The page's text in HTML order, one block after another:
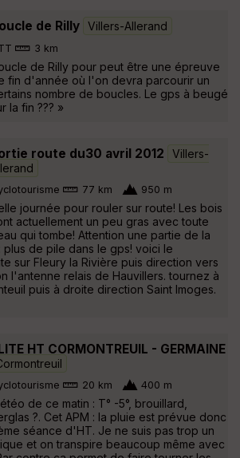
de Rilly Villers-Allerand
3 km
de Rilly pour peut être une épreuve
fin d'année où l'on devra parcourir un
nombre de boucles. Le gps à beugé
la fin ??? »
route du30 avril 2012
Villers-
77 km 950 m
journée pour rouler sur route! Les bois
actuellement un peu gras avec toute
qui tombe! Attention une partie de la
plus de pile dans le gps! voici le
sur Fleury la Rivière puis direction vers
l'antenne relais de Hauvillers. tournez à
puis à droite direction Saint Imoges.
HT CORMONTREUIL - GERMAINE
20 km 400 m
de ce matin : T° -5°, brouillard,
?. Cet APM : la pluie est prévue donc
séance d'HT. Je ne suis pas trop un
et on transpire beaucoup même avec